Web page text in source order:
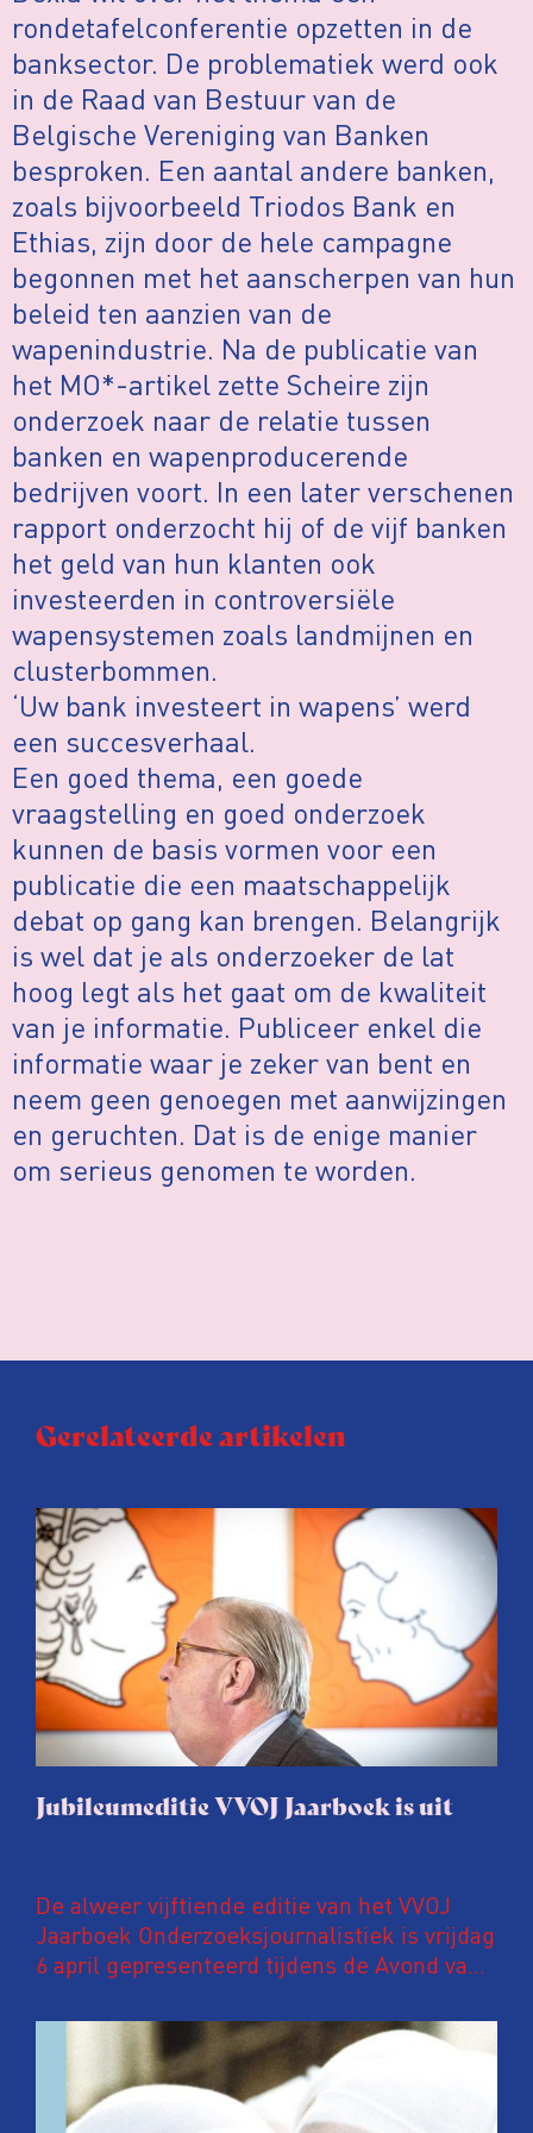
rondetafelconferentie opzetten in de
banksector. De problematiek werd ook
in de Raad van Bestuur van de
Belgische Vereniging van Banken
besproken. Een aantal andere banken,
zoals bijvoorbeeld Triodos Bank en
Ethias, zijn door de hele campagne
begonnen met het aanscherpen van hun
beleid ten aanzien van de
wapenindustrie. Na de publicatie van
het MO*-artikel zette Scheire zijn
onderzoek naar de relatie tussen
banken en wapenproducerende
bedrijven voort. In een later verschenen
rapport onderzocht hij of de vijf banken
het geld van hun klanten ook
investeerden in controversiële
wapensystemen zoals landmijnen en
clusterbommen.
‘Uw bank investeert in wapens’ werd
een succesverhaal.
Een goed thema, een goede
vraagstelling en goed onderzoek
kunnen de basis vormen voor een
publicatie die een maatschappelijk
debat op gang kan brengen. Belangrijk
is wel dat je als onderzoeker de lat
hoog legt als het gaat om de kwaliteit
van je informatie. Publiceer enkel die
informatie waar je zeker van bent en
neem geen genoegen met aanwijzingen
en geruchten. Dat is de enige manier
om serieus genomen te worden.
Gerelateerde artikelen
Jubileumeditie VVOJ Jaarboek is uit
De alweer vijftiende editie van het VVOJ
Jaarboek Onderzoeksjournalistiek is vrijdag
6 april gepresenteerd tijdens de Avond van
Zwijger in Amsterdam. In deze
jubileumuitgave een speciaal katern met
kleurenfoto’s waarop ANP-fotografen een
jaar onderzoeksjournalistiek in beeld